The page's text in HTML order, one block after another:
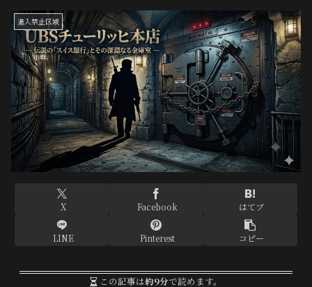
進入禁止区域
X Facebook はてブ
LINE Pinterest コピー
この記事は約9分で読めます。